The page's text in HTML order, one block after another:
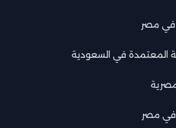
في مصر
المعتمدة في السعودية
في مصر